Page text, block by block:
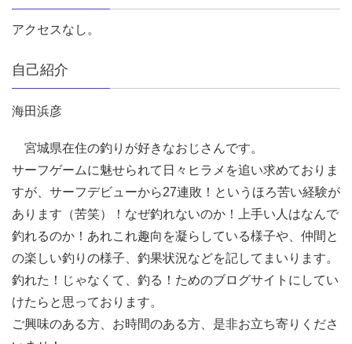
アクセスなし。
自己紹介
海田浜彦
宮城県在住の釣りが好きなおじさんです。
サーフゲームに魅せられて日々ヒラメを追い求めておりま
すが、サーフデビューから27連敗！というほろ苦い経験が
あります（苦笑）！なぜ釣れないのか！上手い人はなんで
釣れるのか！あれこれ趣向を凝らしている様子や、仲間と
の楽しい釣りの様子、釣果状況などを記してまいります。
釣れた！じゃなくて、釣る！ためのブログサイトにしてい
けたらと思っております。
ご興味のある方、お時間のある方、是非お立ち寄りくださ